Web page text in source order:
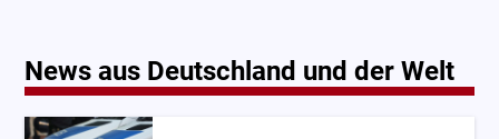
News aus Deutschland und der Welt